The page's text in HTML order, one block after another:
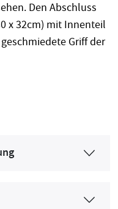
Den Abschluss
x 32cm) mit Innenteil
Griff der